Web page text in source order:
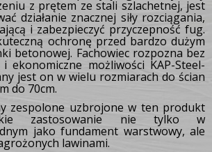
z prętem ze stali szlachetnej, jest
działanie znacznej siły rozciągania,
i zabezpieczyć przyczepność fug.
ochronę przed bardzo dużym
betonowej. Fachowiec rozpozna bez
ekonomiczne możliwości KAP-Steel-
jest on w wielu rozmiarach do ścian
do 70cm.
zespolone uzbrojone w ten produkt
zastosowanie nie tylko w
jako fundament warstwowy, ale
lawinami.